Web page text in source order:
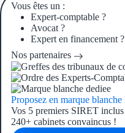
Vous êtes un :
Expert-comptable ?
Avocat ?
Expert en financement ?
Nos partenaires
Proposez en marque
Vos 5 premiers SIRET inclus
240+ cabinets convaincus !